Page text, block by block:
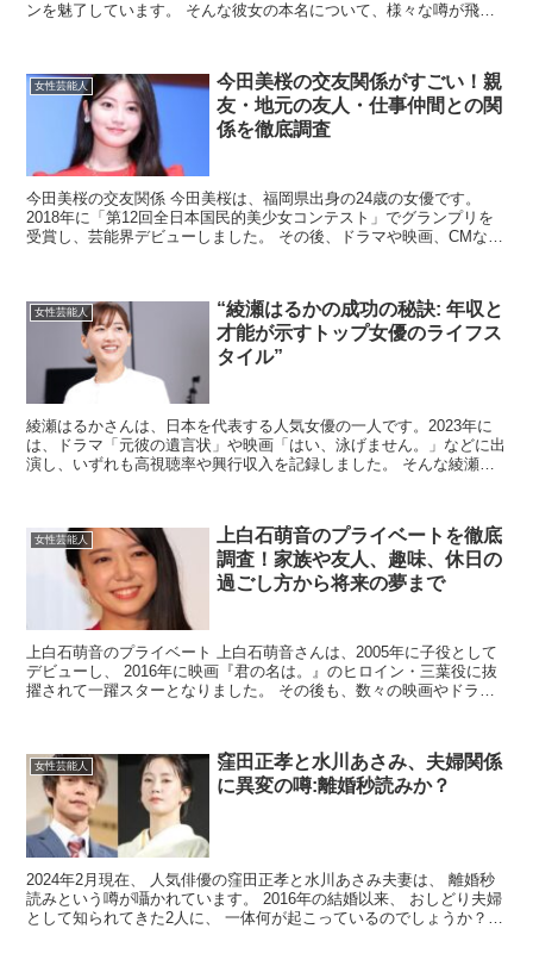
ンを魅了しています。 そんな彼女の本名について、様々な噂が飛び
女性芸能人
今田美桜の交友関係がすごい！親
友・地元の友人・仕事仲間との関
係を徹底調査
今田美桜の交友関係 今田美桜は、福岡県出身の24歳の女優です。
2018年に「第12回全日本国民的美少女コンテスト」でグランプリを
受賞し、芸能界デビューしました。 その後、ドラマや映画、CMなど
女性芸能人
“綾瀬はるかの成功の秘訣: 年収と
才能が示すトップ女優のライフス
タイル”
綾瀬はるかさんは、日本を代表する人気女優の一人です。2023年に
は、ドラマ「元彼の遺言状」や映画「はい、泳げません。」などに出
演し、いずれも高視聴率や興行収入を記録しました。 そんな綾瀬は
女性芸能人
上白石萌音のプライベートを徹底
調査！家族や友人、趣味、休日の
過ごし方から将来の夢まで
上白石萌音のプライベート 上白石萌音さんは、2005年に子役として
デビューし、 2016年に映画『君の名は。』のヒロイン・三葉役に抜
擢されて一躍スターとなりました。 その後も、数々の映画やドラ
女性芸能人
窪田正孝と水川あさみ、夫婦関係
に異変の噂:離婚秒読みか？
2024年2月現在、 人気俳優の窪田正孝と水川あさみ夫妻は、 離婚秒
読みという噂が囁かれています。 2016年の結婚以来、 おしどり夫婦
として知られてきた2人に、 一体何が起こっているのでしょうか？